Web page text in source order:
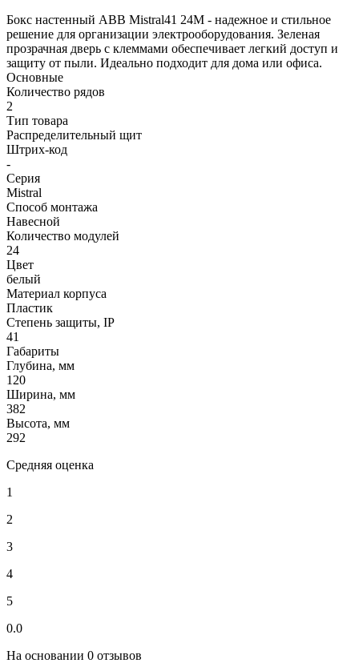
Бокс настенный ABB Mistral41 24М - надежное и стильное
решение для организации электрооборудования. Зеленая
прозрачная дверь с клеммами обеспечивает легкий доступ и
защиту от пыли. Идеально подходит для дома или офиса.
Основные
Количество рядов
2
Тип товара
Распределительный щит
Штрих-код
-
Серия
Mistral
Способ монтажа
Навесной
Количество модулей
24
Цвет
белый
Материал корпуса
Пластик
Степень защиты, IP
41
Габариты
Глубина, мм
120
Ширина, мм
382
Высота, мм
292
Средняя оценка
1
2
3
4
5
0.0
На основании 0 отзывов